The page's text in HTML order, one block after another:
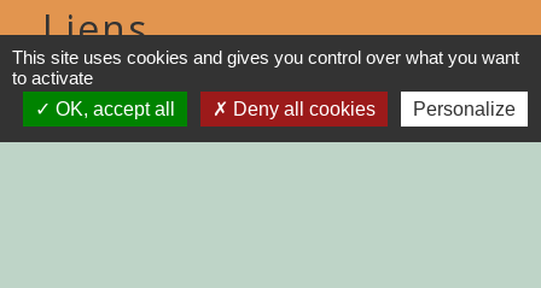
Liens
DINAN AGGLO
CINEMAS DINAN
This site uses cookies and gives you control over what you want
to activate
OK, accept all
Deny all cookies Personalize